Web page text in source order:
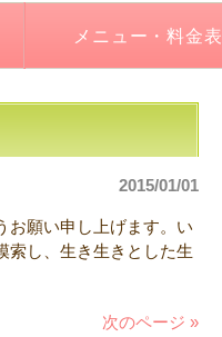
メニュー・料金表
2015/01/01
お願い申し上げます。い
索し、生き生きとした生
次のページ »